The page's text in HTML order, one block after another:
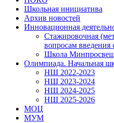
Школьная инициатива
Архив новостей
Инновационная
Стажировочная
вопросам
Школа
Олимпиада. Начальная
НШ 2022-2023
НШ 2023-2024
НШ 2024-2025
НШ 2025-2026
МОЦ
МУМ